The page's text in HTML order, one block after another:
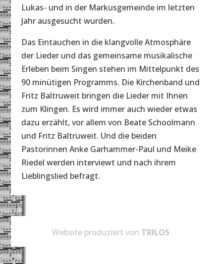
Lukas- und in der Markusgemeinde im letzten
Jahr ausgesucht wurden.
Das Eintauchen in die klangvolle Atmosphäre
der Lieder und das gemeinsame musikalische
Erleben beim Singen stehen im Mittelpunkt des
90 minütigen Programms. Die Kirchenband und
Fritz Baltruweit bringen die Lieder mit Ihnen
zum Klingen. Es wird immer auch wieder etwas
dazu erzählt, vor allem von Beate Schoolmann
und Fritz Baltruweit. Und die beiden
Pastorinnen Anke Garhammer-Paul und Meike
Riedel werden interviewt und nach ihrem
Lieblingslied befragt.
Website produziert von TRILOS